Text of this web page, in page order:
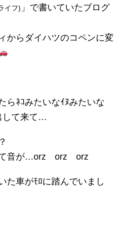
イフ) 」で書いていたブログ
からダイハツのコペンに変
らﾈｺみたいなｲﾇみたいな
して来て…
て音が…orz orz orz
た車がﾓﾛに踏んでいまし